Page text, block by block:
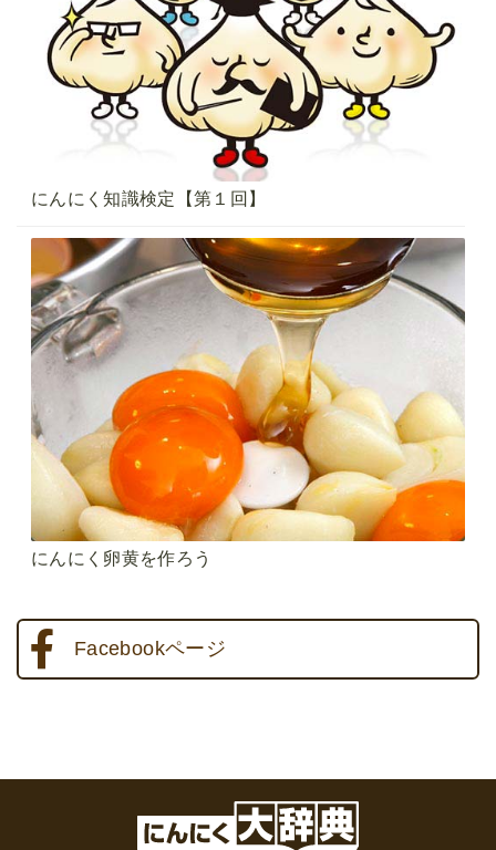
にんにく知識検定【第１回】
にんにく卵黄を作ろう
Facebookページ